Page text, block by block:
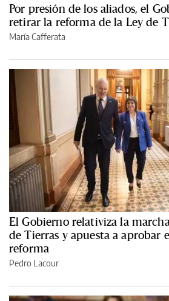
Por presión de los aliados, el
retirar la reforma de la Ley de
María Cafferata
El Gobierno relativiza la
de Tierras y apuesta a aprobar
reforma
Pedro Lacour